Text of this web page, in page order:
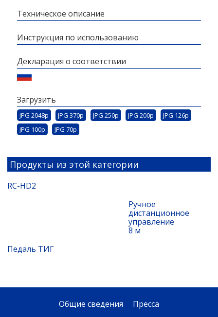
Техническое описание
Инструкция по использованию
Декларация о соответствии
Загрузить
JPG 2048p JPG 370p JPG 250p JPG 200p
JPG 126p
JPG 100p
JPG 70p
Продукты из этой категории
RC-HD2
Ручное
дистанционное
управление
8 м
Педаль ТИГ
Общие сведения Пресса